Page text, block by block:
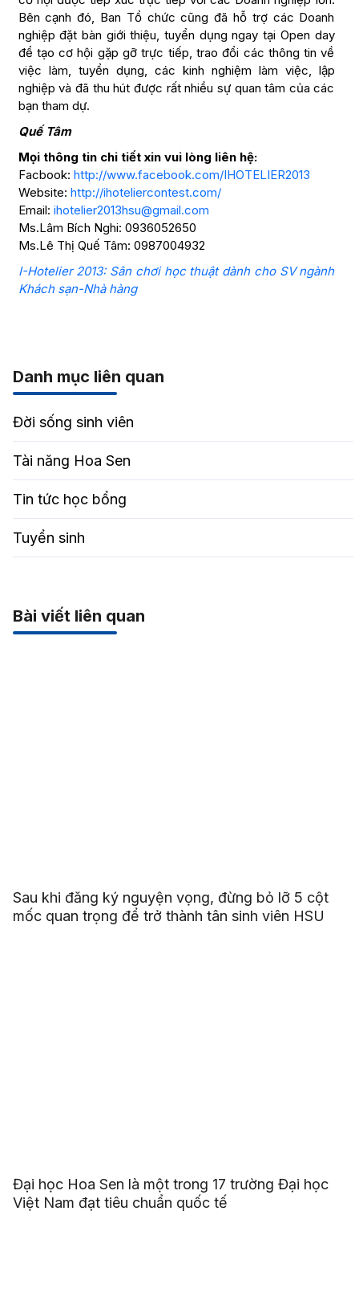
Bên cạnh đó, Ban Tổ chức cũng đã hỗ trợ các Doanh
nghiệp đặt bàn giới thiệu, tuyển dụng ngay tại Open day
để tạo cơ hội gặp gỡ trực tiếp, trao đổi các thông tin về
việc làm, tuyển dụng, các kinh nghiệm làm việc, lập
nghiệp và đã thu hút được rất nhiều sự quan tâm của các
bạn tham dự.
Quế Tâm
Mọi thông tin chi tiết xin vui lòng liên hệ:
Facbook: http://www.facebook.com/IHOTELIER2013
Website: http://ihoteliercontest.com/
Email: ihotelier2013hsu@gmail.com
Ms.Lâm Bích Nghi: 0936052650
Ms.Lê Thị Quế Tâm: 0987004932
I-Hotelier 2013: Sân chơi học thuật dành cho SV ngành
Khách sạn-Nhà hàng
Danh mục liên quan
Đời sống sinh viên
Tài năng Hoa Sen
Tin tức học bổng
Tuyển sinh
Bài viết liên quan
Sau khi đăng ký nguyện vọng, đừng bỏ lỡ 5 cột
mốc quan trọng để trở thành tân sinh viên HSU
Đại học Hoa Sen là một trong 17 trường Đại học
Việt Nam đạt tiêu chuẩn quốc tế